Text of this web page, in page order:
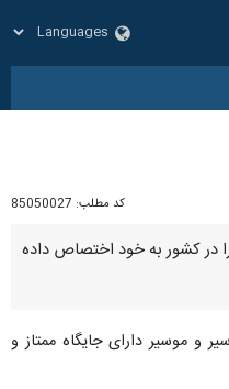
کد مطلب: 85050027
سیر رتبه نخست تولید سیر خشک را در کشور به خود اختصاص داده
و موسیر دارای جایگاه ممتاز و